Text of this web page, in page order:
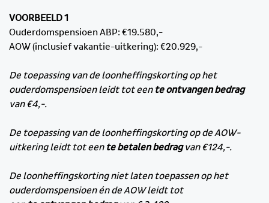
VOORBEELD 1
Ouderdomspensioen ABP: €19.580,-
AOW (inclusief vakantie-uitkering): €20.929,-
De toepassing van de loonheffingskorting op het
ouderdomspensioen leidt tot een te ontvangen bedrag
van €4,-.
De toepassing van de loonheffingskorting op de AOW-
uitkering leidt tot een te betalen bedragvan €124,-.
De loonheffingskorting niet laten toepassen op het
ouderdomspensioen én de AOW leidt tot